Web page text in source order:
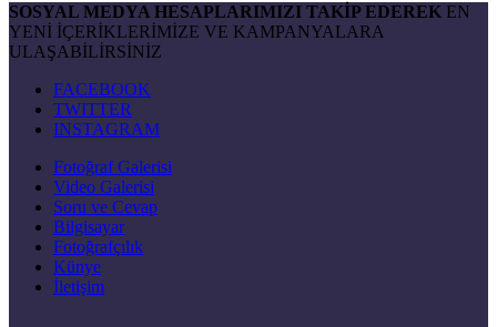
SOSYAL MEDYA HESAPLARIMIZI TAKİP EDEREK EN
YENİ İÇERİKLERİMİZE VE KAMPANYALARA
ULAŞABİLİRSİNİZ
FACEBOOK
TWITTER
INSTAGRAM
Fotoğraf Galerisi
Video Galerisi
Soru ve Cevap
Bilgisayar
Fotoğrafçılık
Künye
İletişim